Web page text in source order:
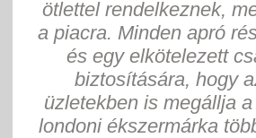
ötlettel rendelkeznek,
a piacra. Minden apró
és egy elkötelezett
biztosítására, hogy
üzletekben is megállja
londoni ékszermárka